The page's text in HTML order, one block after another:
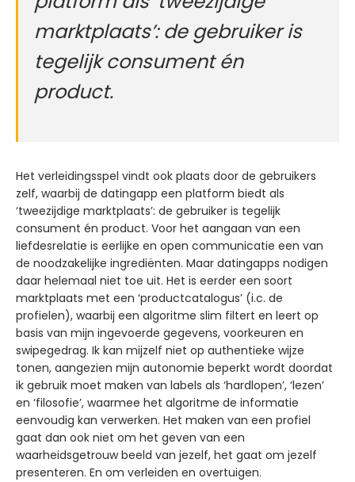
marktplaats’: de gebruiker is
tegelijk consument én
product.
Het verleidingsspel vindt ook plaats door de gebruikers
zelf, waarbij de datingapp een platform biedt als
‘tweezijdige marktplaats’: de gebruiker is tegelijk
consument én product. Voor het aangaan van een
liefdesrelatie is eerlijke en open communicatie een van
de noodzakelijke ingrediënten. Maar datingapps nodigen
daar helemaal niet toe uit. Het is eerder een soort
marktplaats met een ‘productcatalogus’ (i.c. de
profielen), waarbij een algoritme slim filtert en leert op
basis van mijn ingevoerde gegevens, voorkeuren en
swipegedrag. Ik kan mijzelf niet op authentieke wijze
tonen, aangezien mijn autonomie beperkt wordt doordat
ik gebruik moet maken van labels als ‘hardlopen’, ‘lezen’
en ‘filosofie’, waarmee het algoritme de informatie
eenvoudig kan verwerken. Het maken van een profiel
gaat dan ook niet om het geven van een
waarheidsgetrouw beeld van jezelf, het gaat om jezelf
presenteren. En om verleiden en overtuigen.